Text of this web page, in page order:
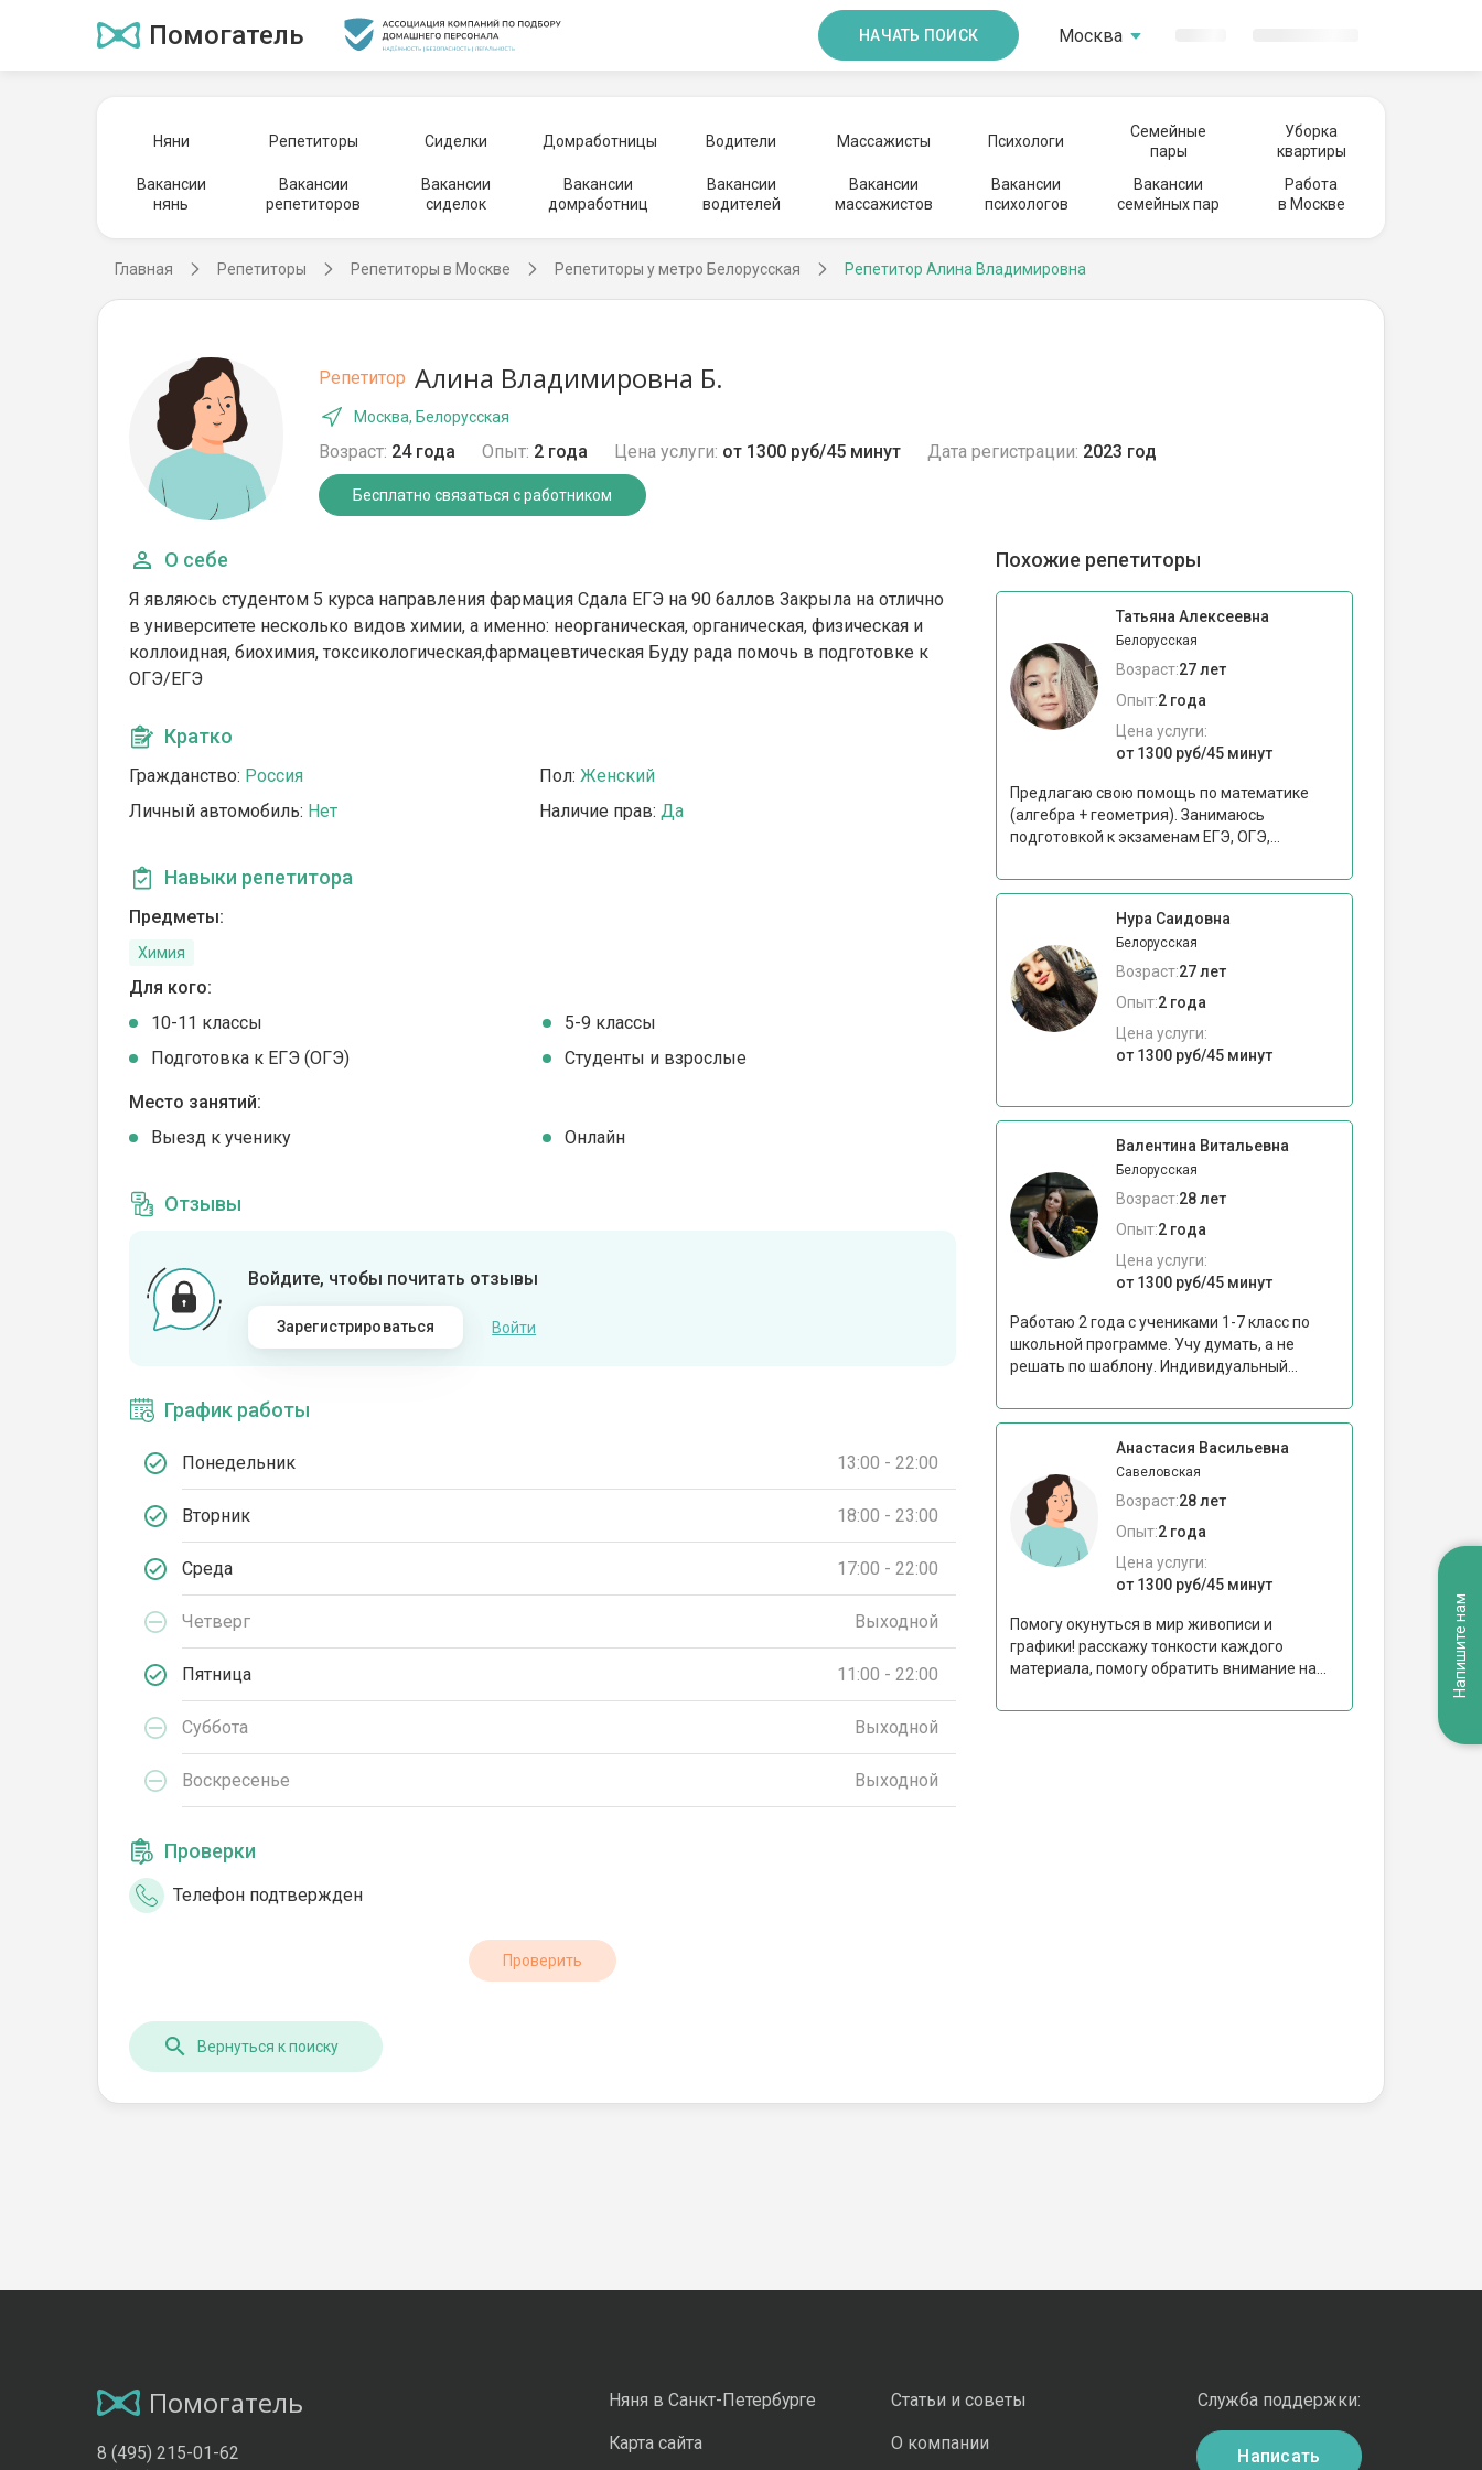
Помогатель НАЧАТЬ ПОИСК Москва
Няни Репетиторы Сиделки Домработницы Водители Массажисты Психологи
Семейные
пары
Уборка
квартиры
Вакансии
нянь
Вакансии
репетиторов
Вакансии
сиделок
Вакансии
домработниц
Вакансии
водителей
Вакансии
массажистов
Вакансии
психологов
Вакансии
семейных пар
Работа
в Москве
Главная Репетиторы Репетиторы в Москве Репетиторы у метро Белорусская Репетитор Алина Владимировна
Репетитор Алина Владимировна Б.
Москва, Белорусская
Возраст: 24 года Опыт: 2 года Цена услуги: от 1300 руб/45 минут Дата регистрации: 2023 год
Бесплатно связаться с работником
О себе
Я являюсь студентом 5 курса направления фармация Сдала ЕГЭ на 90 баллов Закрыла на отлично
в университете несколько видов химии, а именно: неорганическая, органическая, физическая и
коллоидная, биохимия, токсикологическая,фармацевтическая Буду рада помочь в подготовке к
ОГЭ/ЕГЭ
Кратко
Гражданство: Россия Пол: Женский
Личный автомобиль: Нет Наличие прав: Да
Навыки репетитора
Предметы:
Химия
Для кого:
10-11 классы
5-9 классы
Подготовка к ЕГЭ (ОГЭ)
Студенты и взрослые
Место занятий:
Выезд к ученику
Онлайн
Отзывы
Войдите, чтобы почитать отзывы
Зарегистрироваться Войти
График работы
Понедельник 13:00 - 22:00
Вторник 18:00 - 23:00
Среда 17:00 - 22:00
Четверг Выходной
Пятница 11:00 - 22:00
Суббота Выходной
Воскресенье Выходной
Проверки
Телефон подтвержден
Проверить
Похожие репетиторы
Татьяна Алексеевна
Белорусская
Возраст:27 лет
Опыт:2 года
Цена услуги:
от 1300 руб/45 минут
Предлагаю свою помощь по математике
(алгебра + геометрия). Занимаюсь
подготовкой к экзаменам ЕГЭ, ОГЭ,...
Нура Саидовна
Белорусская
Возраст:27 лет
Опыт:2 года
Цена услуги:
от 1300 руб/45 минут
Валентина Витальевна
Белорусская
Возраст:28 лет
Опыт:2 года
Цена услуги:
от 1300 руб/45 минут
Работаю 2 года с учениками 1-7 класс по
школьной программе. Учу думать, а не
решать по шаблону. Индивидуальный...
Анастасия Васильевна
Савеловская
Возраст:28 лет
Опыт:2 года
Цена услуги:
от 1300 руб/45 минут
Помогу окунуться в мир живописи и
графики! расскажу тонкости каждого
материала, помогу обратить внимание на...
Вернуться к поиску
Помогатель
8 (495) 215-01-62
Няня в Санкт-Петербурге
Карта сайта
Статьи и советы
О компании
Служба поддержки:
Написать
Напишите нам